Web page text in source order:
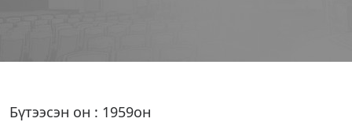
Бүтээсэн он : 1959он